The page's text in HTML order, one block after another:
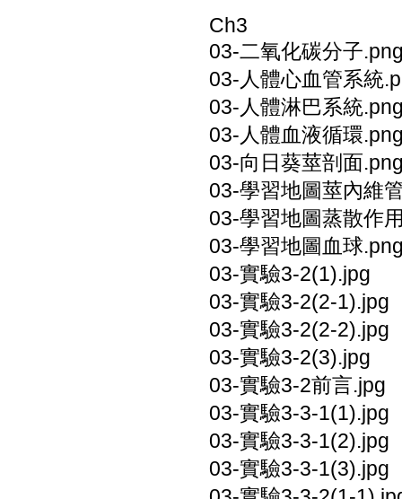
Ch3
03-二氧化碳分子
03-人體心血管系統
03-人體淋巴系統
03-人體血液循環
03-向日葵莖剖面
03-學習地圖莖內維
03-學習地圖蒸散作
03-學習地圖血球
03-實驗3-2(1).jpg
03-實驗3-2(2-1).jpg
03-實驗3-2(2-2).jpg
03-實驗3-2(3).jpg
03-實驗3-2前言.jpg
03-實驗3-3-1(1).jpg
03-實驗3-3-1(2).jpg
03-實驗3-3-1(3).jpg